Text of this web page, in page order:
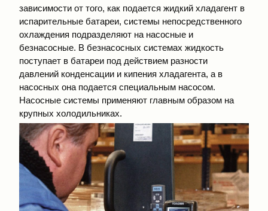
зависимости от того, как подается жидкий хладагент в
испарительные батареи, системы непосредственного
охлаждения подразделяют на насосные и
безнасосные. В безнасосных системах жидкость
поступает в батареи под действием разности
давлений конденсации и кипения хладагента, а в
насосных она подается специальным насосом.
Насосные системы применяют главным образом на
крупных холодильниках.